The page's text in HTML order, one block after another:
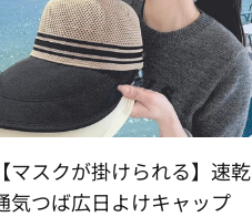
【マスクが掛けられる】速乾
気つば広日よけキャップ